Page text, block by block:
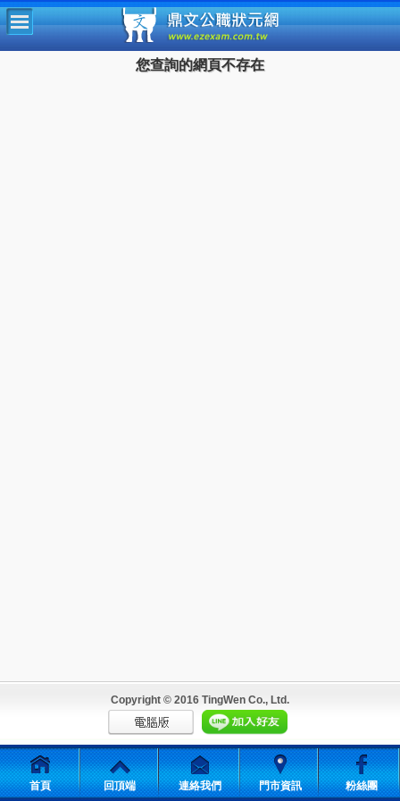
鼎文公
您查詢的網頁不存在
Copyright © 2016 TingWen Co., Ltd.
首頁 回頂端 連絡我們 門市資訊 粉絲團